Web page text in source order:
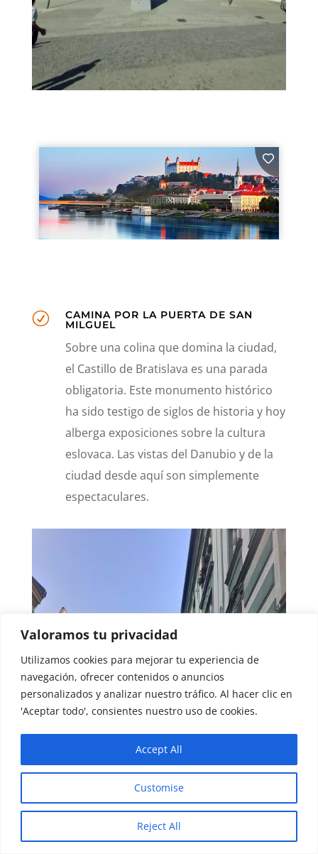
Valoramos tu privacidad
Utilizamos cookies para mejorar tu experiencia de
navegación, ofrecer contenidos o anuncios
personalizados y analizar nuestro tráfico. Al hacer clic en
'Aceptar todo', consientes nuestro uso de cookies.
Customise
Reject All
Accept All
R CAMINA POR LA PUERTA DE SAN
MILGUEL
Sobre una colina que domina la ciudad,
el Castillo de Bratislava es una parada
obligatoria. Este monumento histórico
ha sido testigo de siglos de historia y hoy
alberga exposiciones sobre la cultura
eslovaca. Las vistas del Danubio y de la
ciudad desde aquí son simplemente
espectaculares.